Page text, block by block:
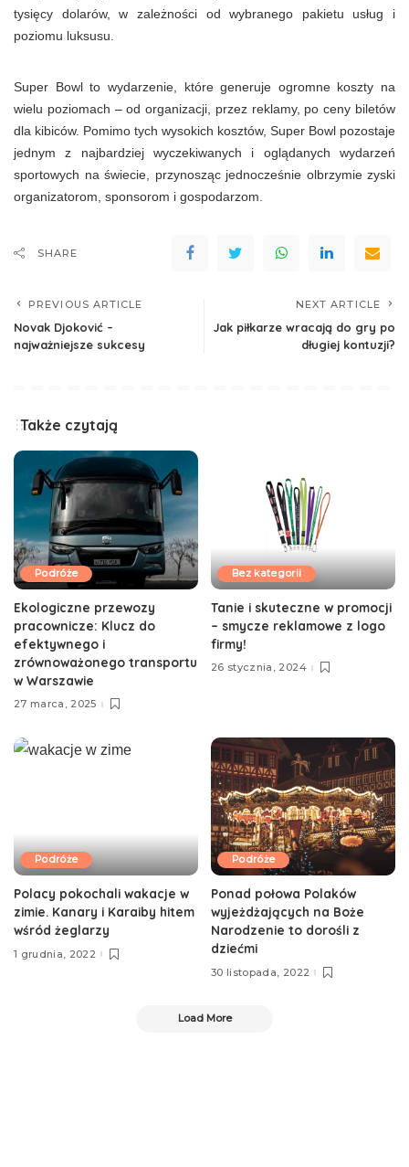
tysięcy dolarów, w zależności od wybranego pakietu usług i
poziomu luksusu.
Super Bowl to wydarzenie, które generuje ogromne koszty na
wielu poziomach – od organizacji, przez reklamy, po ceny biletów
dla kibiców. Pomimo tych wysokich kosztów, Super Bowl pozostaje
jednym z najbardziej wyczekiwanych i oglądanych wydarzeń
sportowych na świecie, przynosząc jednocześnie olbrzymie zyski
organizatorom, sponsorom i gospodarzom.
SHARE
PREVIOUS ARTICLE
Novak Djoković –
najważniejsze sukcesy
NEXT ARTICLE
Jak piłkarze wracają do gry po
długiej kontuzji?
Także czytają
Podróże
Ekologiczne przewozy
pracownicze: Klucz do
efektywnego i
zrównoważonego transportu
w Warszawie
27 marca, 2025
Bez kategorii
Tanie i skuteczne w promocji
– smycze reklamowe z logo
firmy!
26 stycznia, 2024
Podróże
Polacy pokochali wakacje w
zimie. Kanary i Karaiby hitem
wśród żeglarzy
1 grudnia, 2022
Podróże
Ponad połowa Polaków
wyjeżdżających na Boże
Narodzenie to dorośli z
dziećmi
30 listopada, 2022
Load More